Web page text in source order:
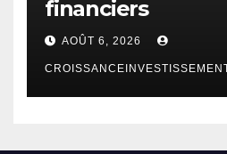
financiers
AOÛT 6, 2026